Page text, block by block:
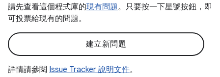
請先查看這個程式庫的現有問題。只要按一下星號按鈕，即
可投票給現有的問題。
建立新問題
詳情請參閱 Issue Tracker 說明文件。